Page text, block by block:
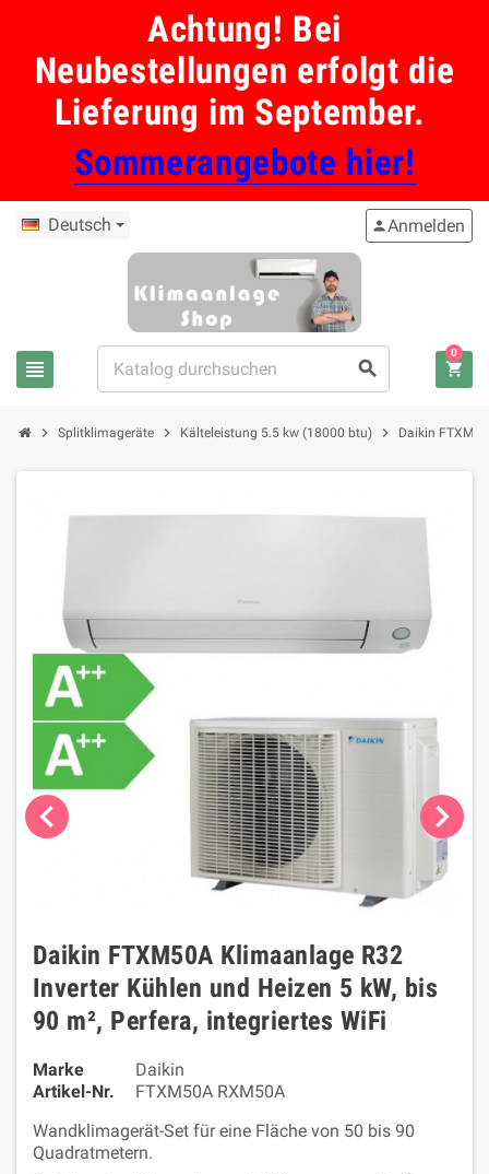
Achtung! Bei
Neubestellungen erfolgt die
Lieferung im September.
Sommerangebote hier!
Deutsch
view_headline search
personAnmelden
shopping_cart
0
chevron_right Splitklimageräte chevron_right Kälteleistung 5.5 kw (18000 btu) chevron_right Daikin
chevron_left chevron_right
Daikin FTXM50A Klimaanlage R32
Inverter Kühlen und Heizen 5 kW, bis
90 m², Perfera, integriertes WiFi
Marke
Daikin
Artikel-Nr.
FTXM50A RXM50A
Wandklimagerät-Set für eine Fläche von 50 bis 90
Quadratmetern.